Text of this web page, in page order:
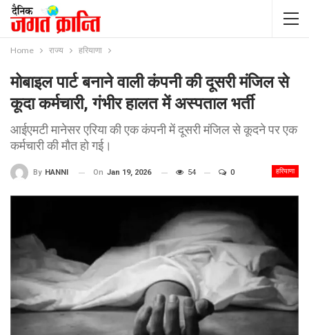
Home राज्य हरियाणा
मोबाइल पार्ट बनाने वाली कंपनी की दूसरी मंजिल से
कूदा कर्मचारी, गंभीर हालत में अस्पताल भर्ती
आईएमटी मानेसर एरिया की एक कंपनी में दूसरी मंजिल से कूदने पर एक
कर्मचारी की मौत हो गई।
हरियाणा
By HANNI On Jan 19, 2026 54 0